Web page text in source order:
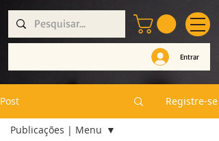
Entrar
Post Registre-se
Publicações | Menu